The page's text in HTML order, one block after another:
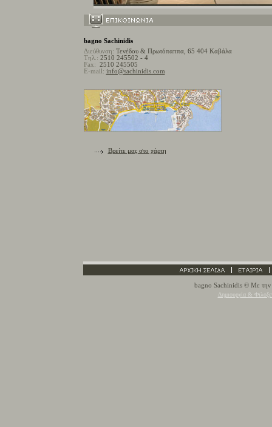
bagno Sachinidis
Διεύθυνση: Τενέδου & Πρωτόπαππα, 65 404 Καβάλα
Τηλ. : 2510 245502 - 4
Fax:
2510 245505
E-mail: info@sachinidis.com
Βρείτε μας στο χάρτη
bagno Sachinidis © Με την
Δημιουργία &